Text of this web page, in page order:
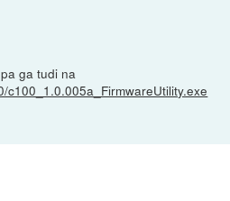
ga tudi na